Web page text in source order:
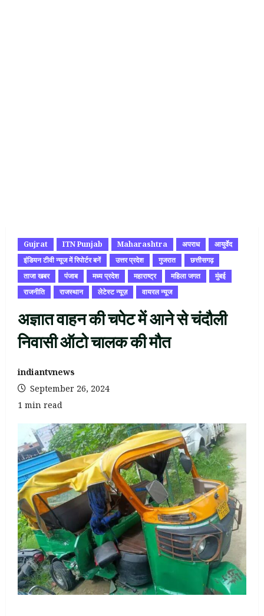
Gujrat ITN Punjab Maharashtra अपराध
आयुर्वेद
इंडियन टीवी न्यूज में रिपोर्टर बनें
उत्तर प्रदेश गुजरात
छत्तीसगढ़
ताजा खबर
पंजाब मध्य प्रदेश महाराष्ट्र महिला जगत
मुंबई
राजनीति
राजस्थान लेटेस्ट न्यूज़ वायरल न्यूज
अज्ञात वाहन की चपेट में आने से चंदौली
निवासी ऑटो चालक की मौत
indiantvnews
September 26, 2024
1 min read